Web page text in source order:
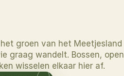
groen van het Meetjesland
graag wandelt. Bossen, open
wisselen elkaar hier af.